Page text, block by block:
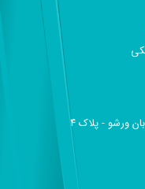
ورشو - پلاک ۴